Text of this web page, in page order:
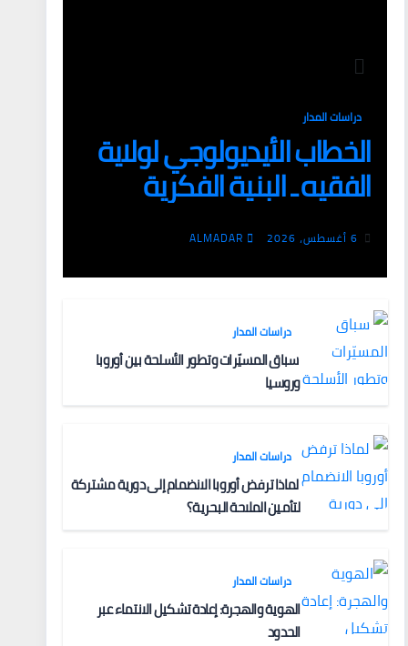
دراسات المدار
الخطاب الأيديولوجي لولاية
الفقيه ـ البنية الفكرية
وآليات التعبئة
6 أغسطس، 2026 ALMADAR
دراسات المدار
سباق المسيّرات وتطور الأسلحة بين أوروبا
وروسيا
دراسات المدار
لماذا ترفض أوروبا الانضمام إلى دورية مشتركة
لتأمين الملاحة البحرية؟
دراسات المدار
الهوية والهجرة: إعادة تشكيل الانتماء عبر
الحدود